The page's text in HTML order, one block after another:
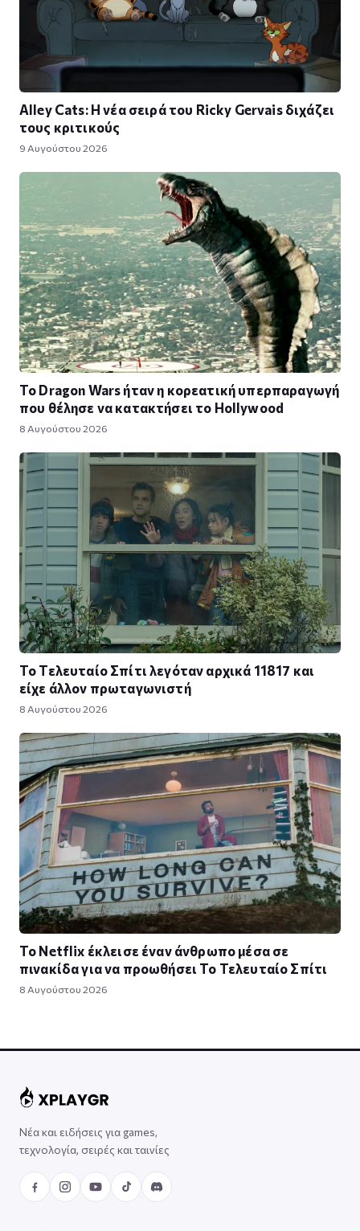
Alley Cats: Η νέα σειρά του Ricky Gervais διχάζει
τους κριτικούς
9 Αυγούστου 2026
Το Dragon Wars ήταν η κορεατική υπερπαραγωγή
που θέλησε να κατακτήσει το Hollywood
8 Αυγούστου 2026
Το Τελευταίο Σπίτι λεγόταν αρχικά 11817 και
είχε άλλον πρωταγωνιστή
8 Αυγούστου 2026
Το Netflix έκλεισε έναν άνθρωπο μέσα σε
πινακίδα για να προωθήσει Το Τελευταίο Σπίτι
8 Αυγούστου 2026
Νέα και ειδήσεις για games,
τεχνολογία, σειρές και ταινίες